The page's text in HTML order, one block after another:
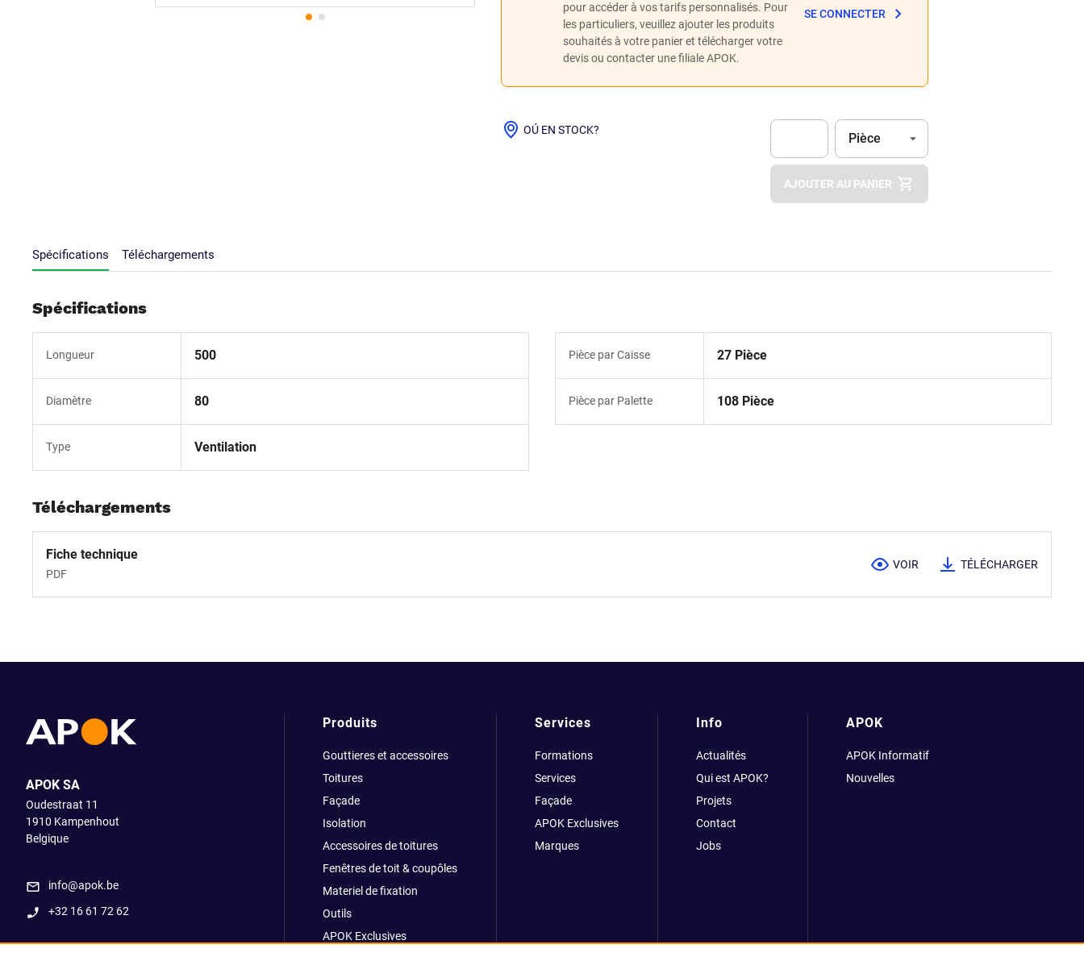
pour accéder à vos tarifs personnalisés. Pour
les particuliers, veuillez ajouter les produits
souhaités à votre panier et télécharger votre
devis ou contacter une filiale APOK.
SE CONNECTER
OÚ EN STOCK?
Apok.Product.Detail.AddToCart.Quantity
Unité
Pièce
AJOUTER AU PANIER
Spécifications Téléchargements
Spécifications
Longueur 500
Diamètre 80
Type Ventilation
Pièce par Caisse 27 Pièce
Pièce par Palette 108 Pièce
Téléchargements
Fiche technique
PDF
VOIR TÉLÉCHARGER
APOK SA
Oudestraat 11
1910 Kampenhout
Belgique
info@apok.be
+32 16 61 72 62
Produits
Gouttieres et accessoires
Toitures
Façade
Isolation
Accessoires de toitures
Fenêtres de toit & coupôles
Materiel de fixation
Outils
APOK Exclusives
Services
Formations
Services
Façade
APOK Exclusives
Marques
Info
Actualités
Qui est APOK?
Projets
Contact
Jobs
APOK
APOK Informatif
Nouvelles